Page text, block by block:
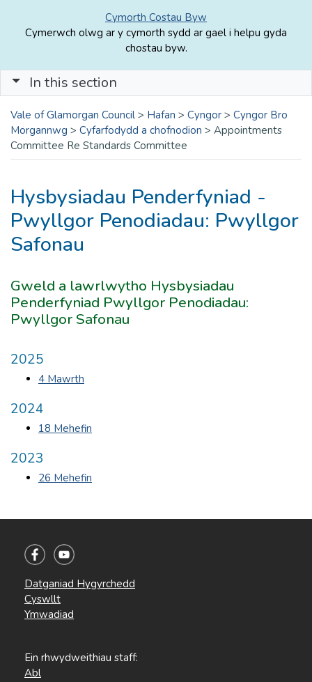
Cymorth Costau Byw
Cymerwch olwg ar y cymorth sydd ar gael i helpu gyda
chostau byw.
In this section
Vale of Glamorgan Council > Hafan > Cyngor > Cyngor Bro
Morgannwg > Cyfarfodydd a chofnodion > Appointments
Committee Re Standards Committee
Hysbysiadau Penderfyniad -
Pwyllgor Penodiadau: Pwyllgor
Safonau
Gweld a lawrlwytho Hysbysiadau
Penderfyniad Pwyllgor Penodiadau:
Pwyllgor Safonau
2025
4 Mawrth
2024
18 Mehefin
2023
26 Mehefin
Datganiad Hygyrchedd
Cyswllt
Ymwadiad
Ein rhwydweithiau staff:
Abl